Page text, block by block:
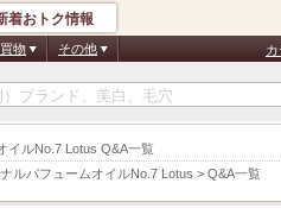
イルNo.7 Lotus Q&A一覧
ルパフュームオイルNo.7 Lotus > Q&A一覧
着おトク情報
物 その他